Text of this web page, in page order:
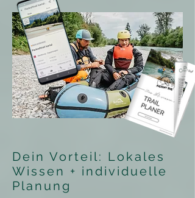
Dein Vorteil: Lokales
Wissen + individuelle
Planung